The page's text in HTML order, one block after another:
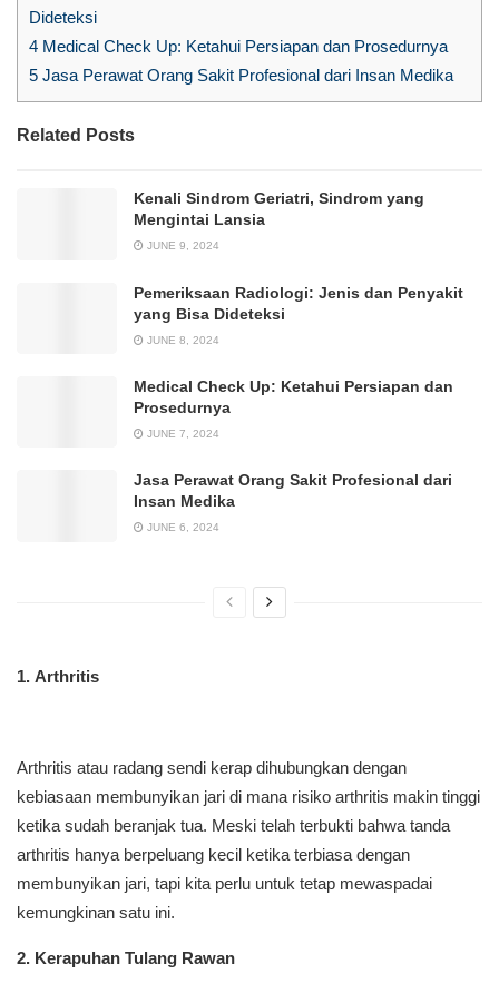
Dideteksi
4 Medical Check Up: Ketahui Persiapan dan Prosedurnya
5 Jasa Perawat Orang Sakit Profesional dari Insan Medika
Related Posts
Kenali Sindrom Geriatri, Sindrom yang
Mengintai Lansia
JUNE 9, 2024
Pemeriksaan Radiologi: Jenis dan Penyakit
yang Bisa Dideteksi
JUNE 8, 2024
Medical Check Up: Ketahui Persiapan dan
Prosedurnya
JUNE 7, 2024
Jasa Perawat Orang Sakit Profesional dari
Insan Medika
JUNE 6, 2024
1. Arthritis
Arthritis atau radang sendi kerap dihubungkan dengan
kebiasaan membunyikan jari di mana risiko arthritis makin tinggi
ketika sudah beranjak tua. Meski telah terbukti bahwa tanda
arthritis hanya berpeluang kecil ketika terbiasa dengan
membunyikan jari, tapi kita perlu untuk tetap mewaspadai
kemungkinan satu ini.
2. Kerapuhan Tulang Rawan